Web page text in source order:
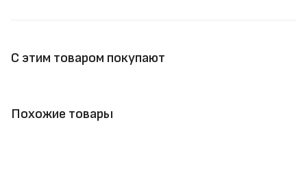
С этим товаром покупают
Похожие товары